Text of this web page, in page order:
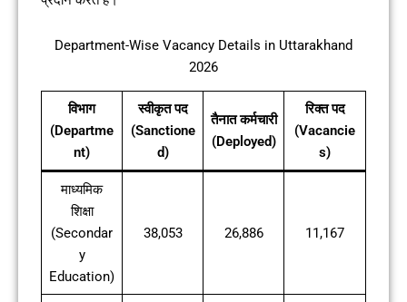
Department-Wise Vacancy Details in Uttarakhand
2026
विभाग
(Departme
nt)
स्वीकृत पद
(Sanctione
d)
तैनात कर्मचारी
(Deployed)
रिक्त पद
(Vacancie
s)
माध्यमिक
शिक्षा
(Secondar
y
Education)
38,053 26,886 11,167